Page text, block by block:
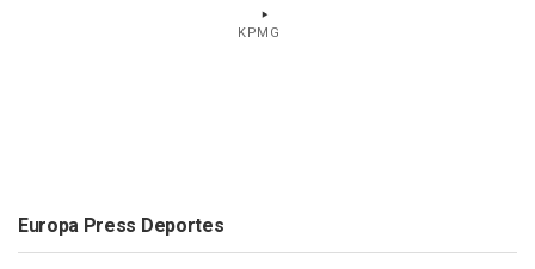
KPMG
Europa Press Deportes